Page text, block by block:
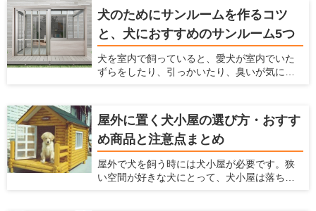
すすめの壁紙」を紹介するとともに、壁紙を
変えるための方法について解説します。
て、ドッグランのメリットや作り方、どんな
素材や設備を利用すればいいかまで解説しま
す。 犬を飼うのに最適な住宅を推進する「愛
犬家住宅」だからこそ知っている、ドッグラ
ンの情報を紹介しているのでぜひ参考にして
くださいね！
犬のためにサンルームを作るコツ
と、犬におすすめのサンルーム5つ
犬を室内で飼っていると、愛犬が室内でいた
ずらをしたり、引っかいたり、臭いが気に
方法として、サンルームをペットスペースに
する方法があります。愛犬がふだん生活する
スペースとして、サンルームを利用すること
で様々なメリットがあります。 愛犬家住宅で
は、日々多くのメーカーの製品をチェックを
することで、愛犬が暮らしやすいサンルーム
屋外に置く犬小屋の選び方・おすす
め商品と注意点まとめ
屋外で犬を飼う時には犬小屋が必要です。狭
い空間が好きな犬にとって、犬小屋は落ち着